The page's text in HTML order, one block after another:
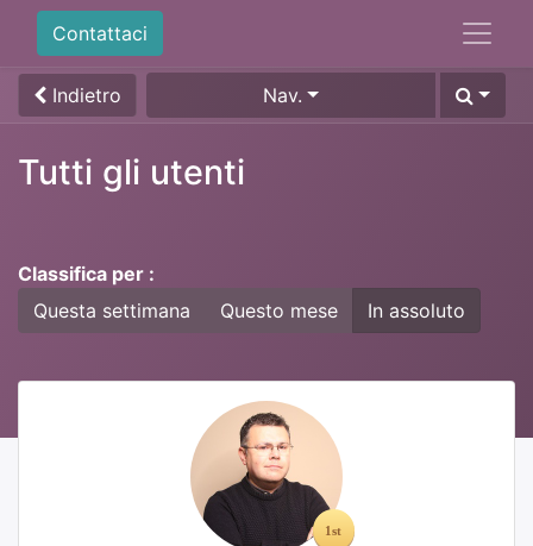
Contattaci
Indietro Nav.
Tutti gli utenti
Classifica per :
Questa settimana
Questo mese In assoluto